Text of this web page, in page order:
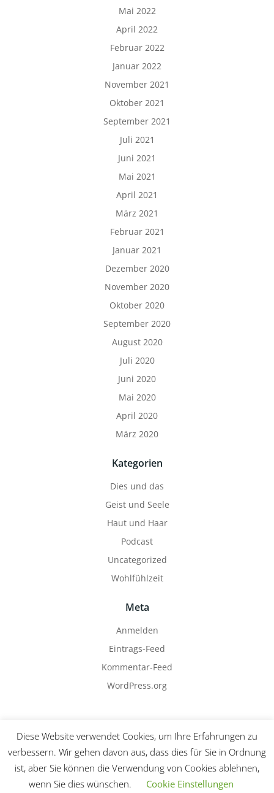
Mai 2022
April 2022
Februar 2022
Januar 2022
November 2021
Oktober 2021
September 2021
Juli 2021
Juni 2021
Mai 2021
April 2021
März 2021
Februar 2021
Januar 2021
Dezember 2020
November 2020
Oktober 2020
September 2020
August 2020
Juli 2020
Juni 2020
Mai 2020
April 2020
März 2020
Kategorien
Dies und das
Geist und Seele
Haut und Haar
Podcast
Uncategorized
Wohlfühlzeit
Meta
Anmelden
Eintrags-Feed
Kommentar-Feed
WordPress.org
© 2026 Das ist Deine Zeit!. Created for free using
WordPress andColibri
Diese Website verwendet Cookies, um Ihre Erfahrungen zu
verbessern. Wir gehen davon aus, dass dies für Sie in Ordnung
ist, aber Sie können die Verwendung von Cookies ablehnen,
wenn Sie dies wünschen.
Cookie Einstellungen